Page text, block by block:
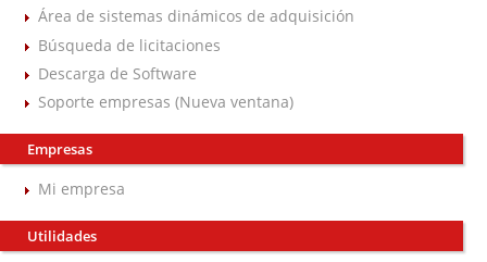
Área de sistemas dinámicos de adquisición
Búsqueda de licitaciones
Descarga de Software
Soporte empresas (Nueva ventana)
Empresas
Mi empresa
Utilidades